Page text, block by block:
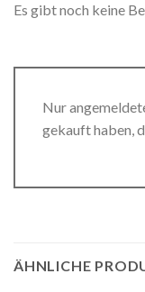
Es gibt noch keine
Nur
gekauft haben,
ÄHNLICHE